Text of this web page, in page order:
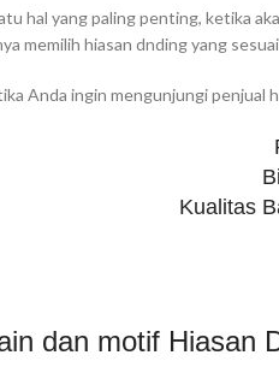
hal yang paling penting, ketika
memilih hiasan dnding yang
Anda ingin mengunjungi penjual
Kualitas
dan motif Hiasan